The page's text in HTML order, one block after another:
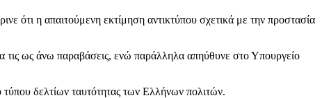
ότι η απαιτούμενη εκτίμηση αντικτύπου σχετικά με την προστασία
τις ως άνω παραβάσεις, ενώ παράλληλα απηύθυνε στο Υπουργείο
δελτίων ταυτότητας των Ελλήνων πολιτών.